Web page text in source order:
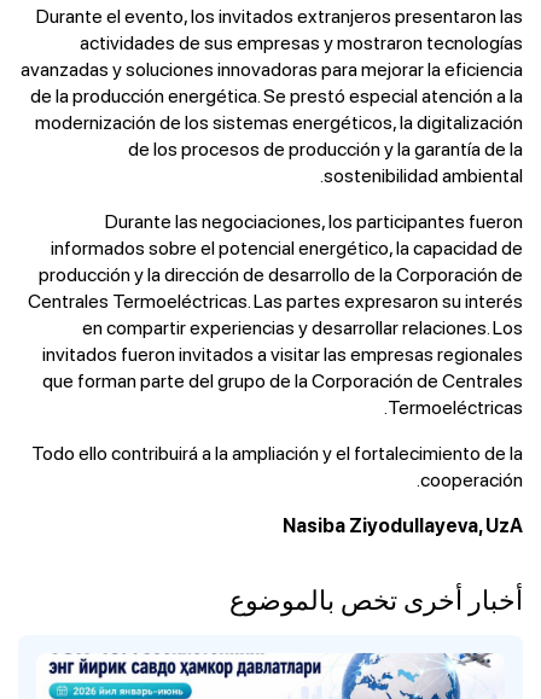
Durante el evento, los invitados extranjeros presentaron las
actividades de sus empresas y mostraron tecnologías
avanzadas y soluciones innovadoras para mejorar la eficiencia
de la producción energética. Se prestó especial atención a la
modernización de los sistemas energéticos, la digitalización
de los procesos de producción y la garantía de la
sostenibilidad ambiental.
Durante las negociaciones, los participantes fueron
informados sobre el potencial energético, la capacidad de
producción y la dirección de desarrollo de la Corporación de
Centrales Termoeléctricas. Las partes expresaron su interés
en compartir experiencias y desarrollar relaciones. Los
invitados fueron invitados a visitar las empresas regionales
que forman parte del grupo de la Corporación de Centrales
Termoeléctricas.
Todo ello contribuirá a la ampliación y el fortalecimiento de la
cooperación.
Nasiba Ziyodullayeva, UzA
أخبار أخرى تخص بالموضوع